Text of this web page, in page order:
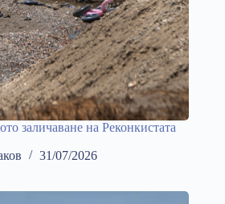
заличаване на Реконкистата
31/07/2026